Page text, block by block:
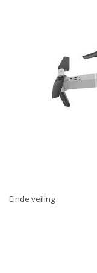
Einde veiling